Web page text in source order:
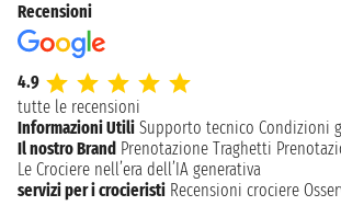
Recensioni
4.9
tutte le recensioni
Informazioni Utili Supporto tecnico Condizioni
Il nostro Brand Prenotazione Traghetti
Le Crociere nell’era dell’IA generativa
servizi per i crocieristi Recensioni crociere